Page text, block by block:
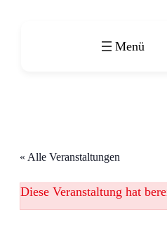
« Alle Veranstaltungen
Diese Veranstaltung hat